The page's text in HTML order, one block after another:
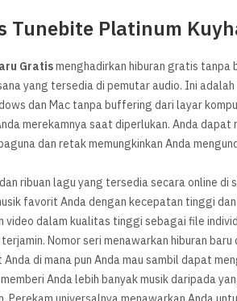
Tunebite Platinum
Gratismenghadirkan hiburan gratis tanpa
yang tersedia di pemutar audio. Ini
dan Mac tanpa buffering dari layar
merekamnya saat diperlukan. Anda
dan retak memungkinkan Anda
ribuan lagu yang tersedia secara online
favorit Anda dengan kecepatan tinggi
video dalam kualitas tinggi sebagai file
Nomor seri menawarkan hiburan
di mana pun Anda mau sambil dapat
Anda lebih banyak musik daripada